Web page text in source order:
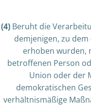
(4) Beruht die
demjenigen, zu
erhoben wurden,
betroffenen Person
Union oder der
demokratischen
verhältnismäßige